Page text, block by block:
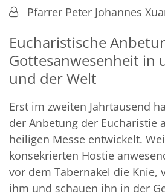
Von:Pfarrer Peter Johannes
Eucharistische
Gottesanwesenheit in
und der Welt
Erst im zweiten Jahrtausend
der Anbetung der Eucharistie
heiligen Messe entwickelt.
konsekrierten Hostie
vor dem Tabernakel die Knie,
ihm und schauen ihn in der